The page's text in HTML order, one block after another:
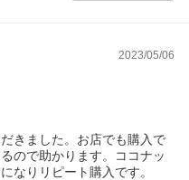
2023/05/06
きました。お店でも購入で
ので助かります。ココナッ
なりリピート購入です。